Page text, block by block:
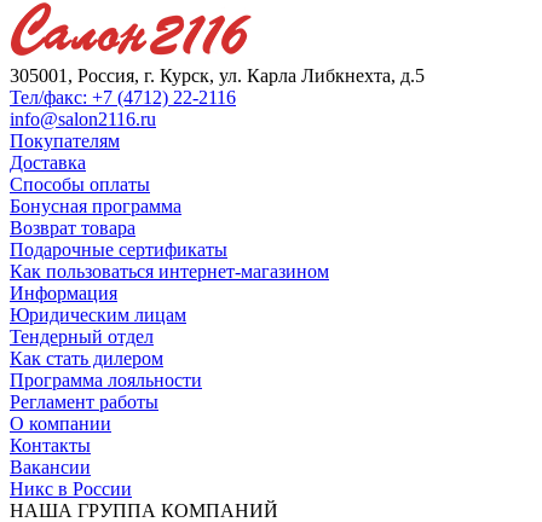
305001, Россия, г. Курск, ул. Карла Либкнехта, д.5
Тел/факс: +7 (4712) 22-2116
info@salon2116.ru
Покупателям
Доставка
Способы оплаты
Бонусная программа
Возврат товара
Подарочные сертификаты
Как пользоваться интернет-магазином
Информация
Юридическим лицам
Тендерный отдел
Как стать дилером
Программа лояльности
Регламент работы
О компании
Контакты
Вакансии
Никс в России
НАША ГРУППА КОМПАНИЙ